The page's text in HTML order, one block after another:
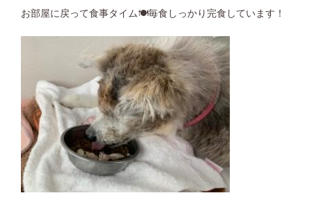
お部屋に戻って食事タイム🍽毎食しっかり完食しています！